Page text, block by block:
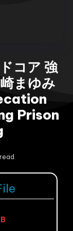
コア 強
まゆみ
Prison